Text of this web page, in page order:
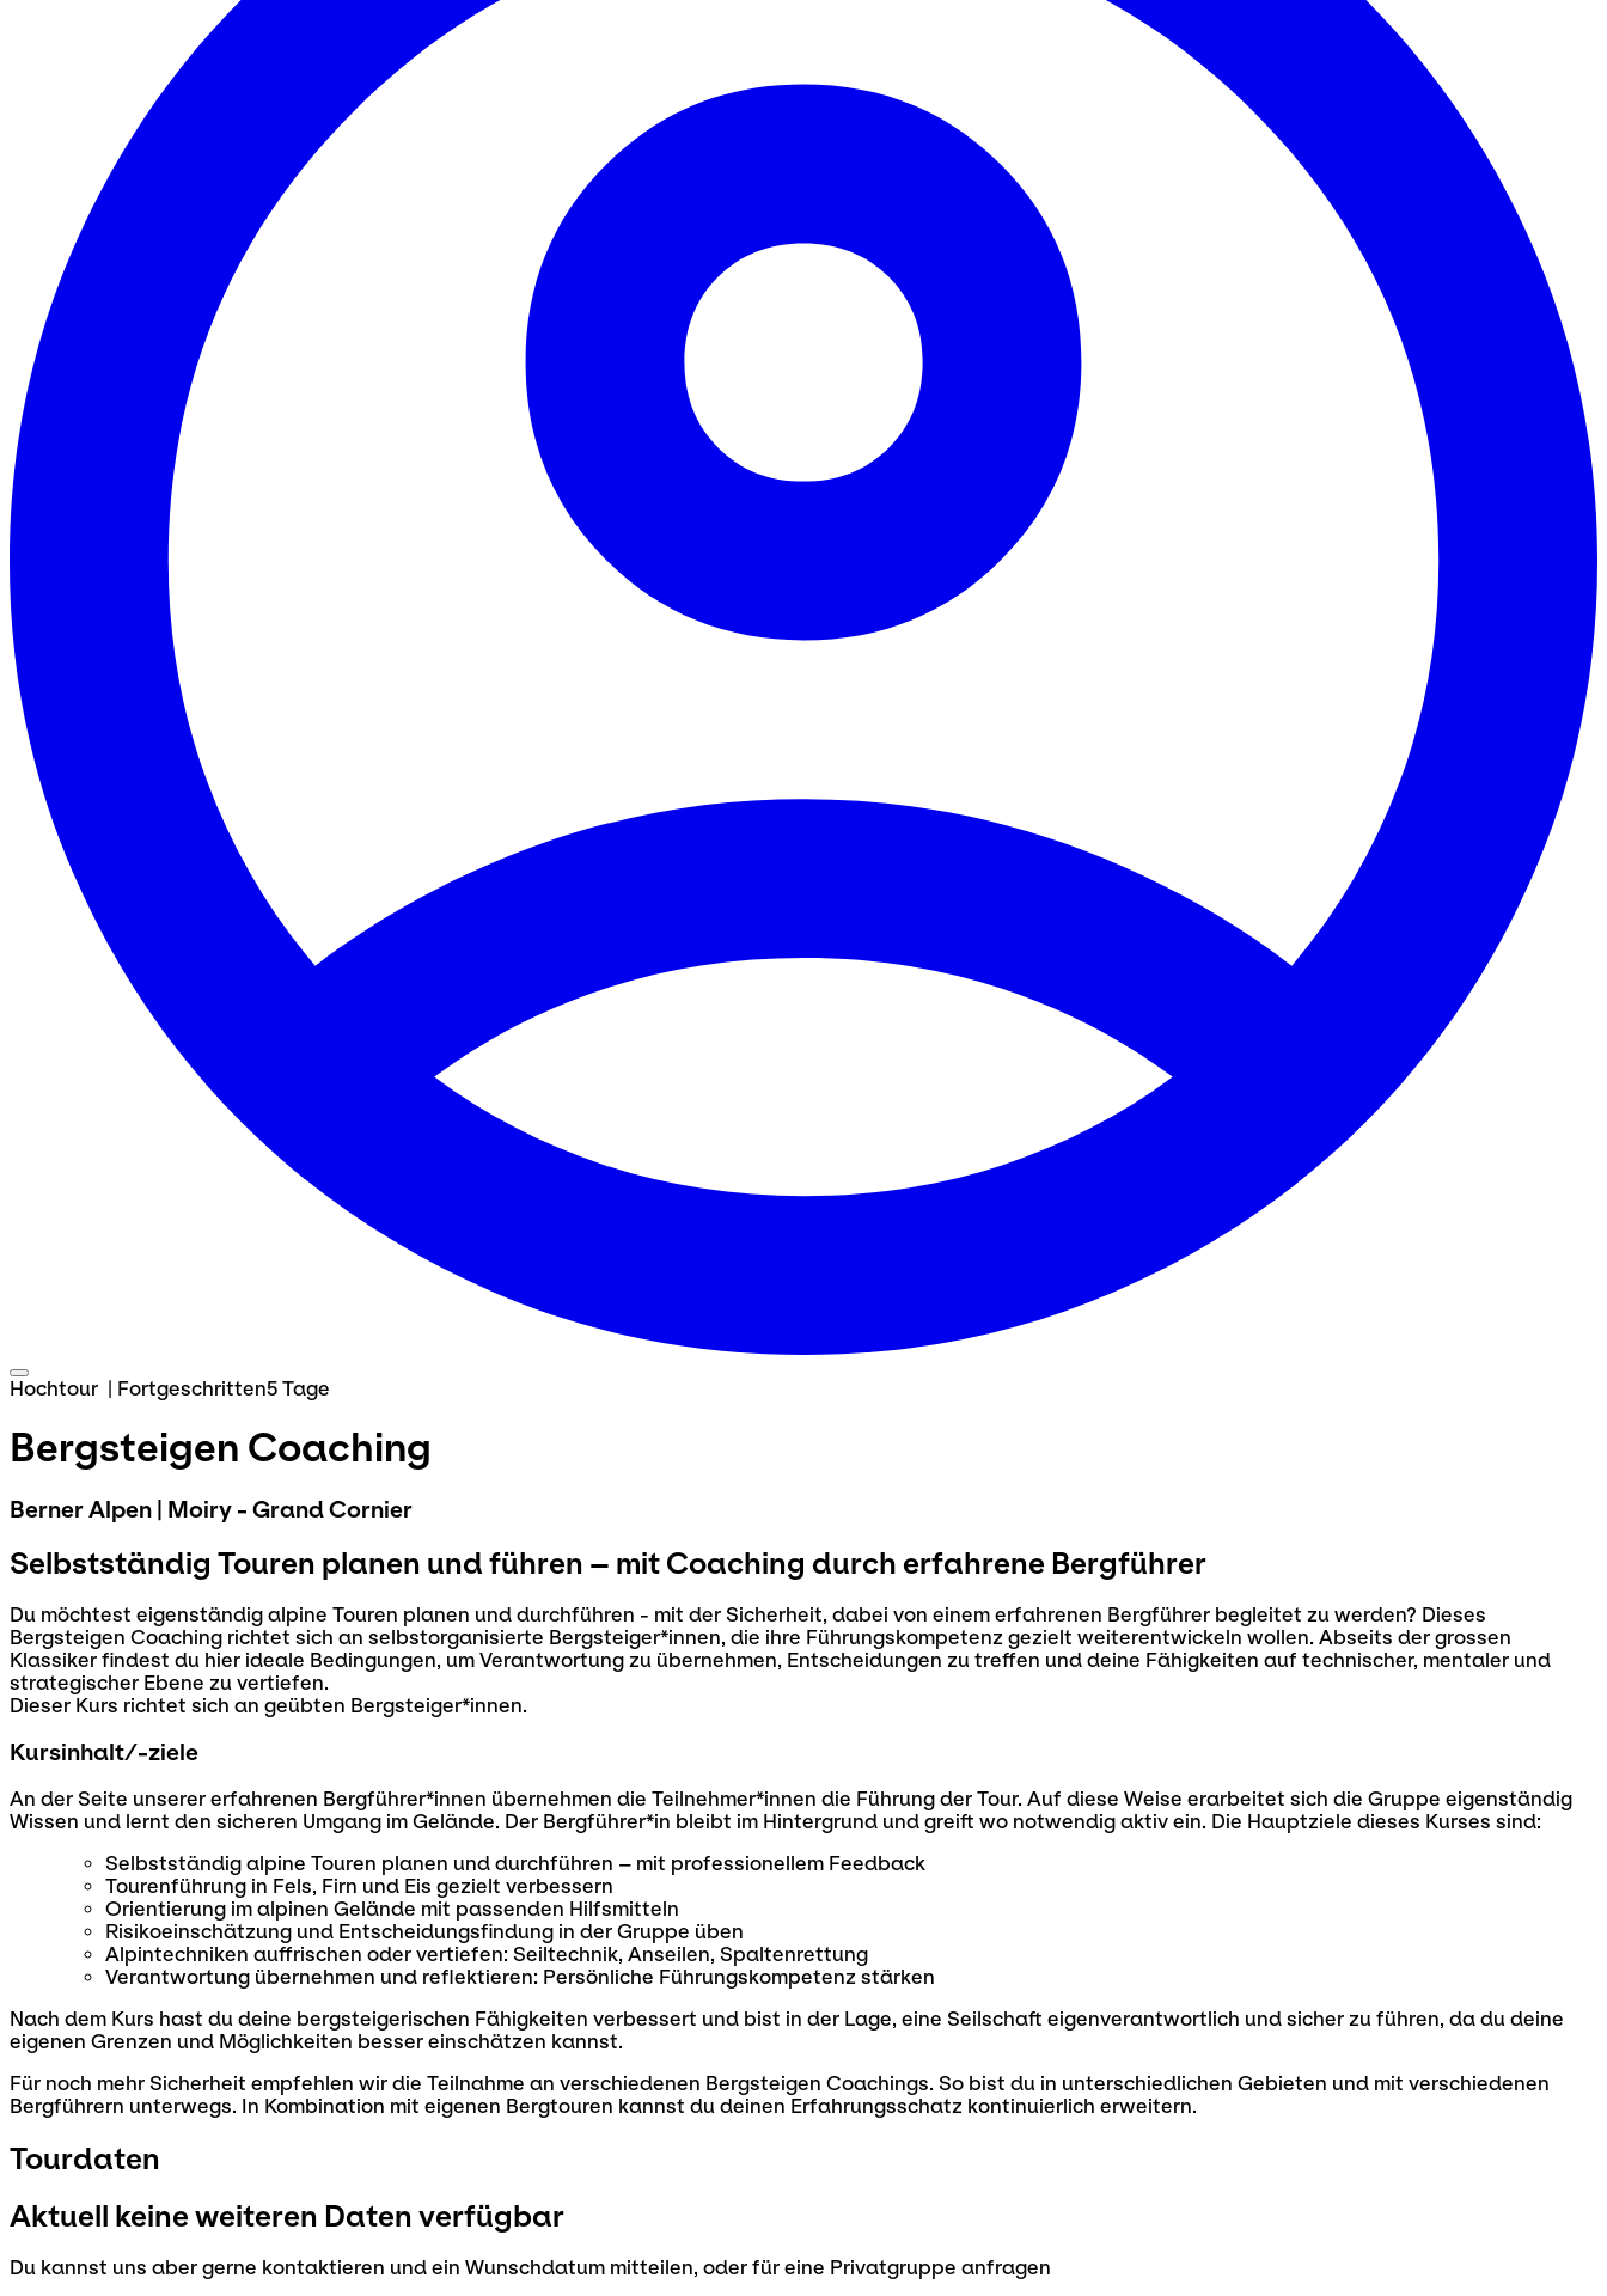
Hochtour | Fortgeschritten5 Tage
Bergsteigen Coaching
Berner Alpen | Moiry - Grand Cornier
Selbstständig Touren planen und führen – mit Coaching durch erfahrene Bergführer
Du möchtest eigenständig alpine Touren planen und durchführen - mit der Sicherheit, dabei von einem erfahrenen Bergführer begleitet zu werden? Dieses
Bergsteigen Coaching richtet sich an selbstorganisierte Bergsteiger*innen, die ihre Führungskompetenz gezielt weiterentwickeln wollen. Abseits der grossen
Klassiker findest du hier ideale Bedingungen, um Verantwortung zu übernehmen, Entscheidungen zu treffen und deine Fähigkeiten auf technischer, mentaler und
strategischer Ebene zu vertiefen.
Dieser Kurs richtet sich an geübten Bergsteiger*innen.
Kursinhalt/-ziele
An der Seite unserer erfahrenen Bergführer*innen übernehmen die Teilnehmer*innen die Führung der Tour. Auf diese Weise erarbeitet sich die Gruppe eigenständig
Wissen und lernt den sicheren Umgang im Gelände. Der Bergführer*in bleibt im Hintergrund und greift wo notwendig aktiv ein. Die Hauptziele dieses Kurses sind:
Selbstständig alpine Touren planen und durchführen – mit professionellem Feedback
Tourenführung in Fels, Firn und Eis gezielt verbessern
Orientierung im alpinen Gelände mit passenden Hilfsmitteln
Risikoeinschätzung und Entscheidungsfindung in der Gruppe üben
Alpintechniken auffrischen oder vertiefen: Seiltechnik, Anseilen, Spaltenrettung
Verantwortung übernehmen und reflektieren: Persönliche Führungskompetenz stärken
Nach dem Kurs hast du deine bergsteigerischen Fähigkeiten verbessert und bist in der Lage, eine Seilschaft eigenverantwortlich und sicher zu führen, da du deine
eigenen Grenzen und Möglichkeiten besser einschätzen kannst.
Für noch mehr Sicherheit empfehlen wir die Teilnahme an verschiedenen Bergsteigen Coachings. So bist du in unterschiedlichen Gebieten und mit verschiedenen
Bergführern unterwegs. In Kombination mit eigenen Bergtouren kannst du deinen Erfahrungsschatz kontinuierlich erweitern.
Tourdaten
Aktuell keine weiteren Daten verfügbar
Du kannst uns aber gerne kontaktieren und ein Wunschdatum mitteilen, oder für eine Privatgruppe anfragen